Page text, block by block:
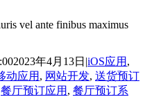
vel ante finibus maximus
2023年4月13日 |iOS应用 ,
动应用 , 网站开发, 送货预订
餐厅预订应用 , 餐厅预订系